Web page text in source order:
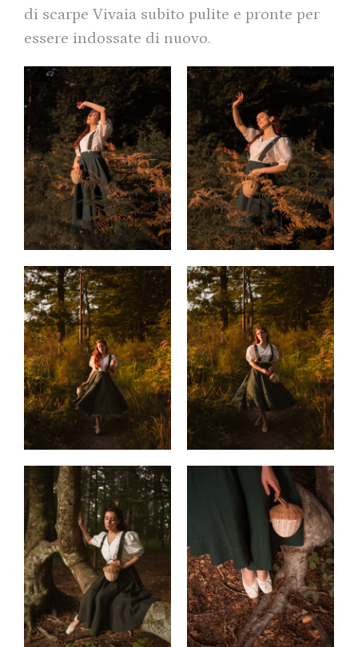
di scarpe Vivaia subito pulite e pronte per
essere indossate di nuovo.